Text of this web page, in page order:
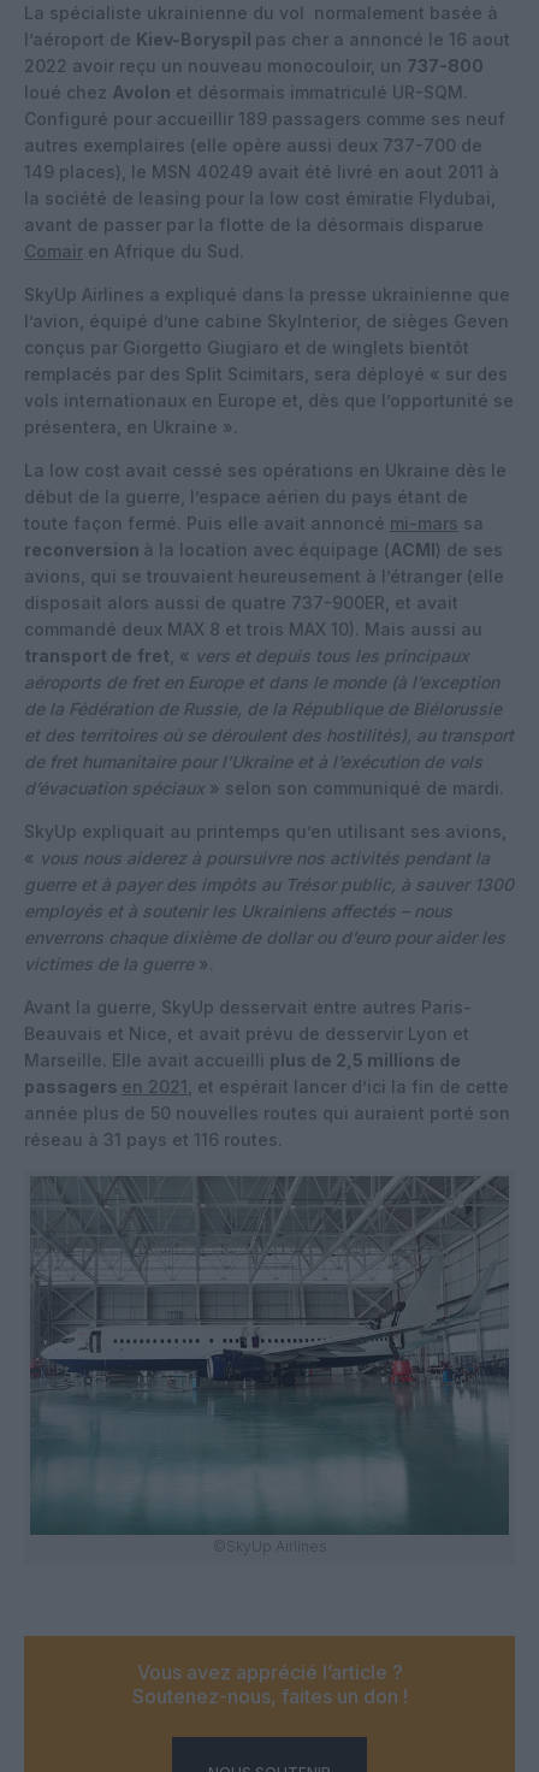
La spécialiste ukrainienne du vol normalement basée à
l’aéroport de Kiev-Boryspil pas cher a annoncé le 16 aout
2022 avoir reçu un nouveau monocouloir, un 737-800
loué chez Avolon et désormais immatriculé UR-SQM.
Configuré pour accueillir 189 passagers comme ses neuf
autres exemplaires (elle opère aussi deux 737-700 de
149 places), le MSN 40249 avait été livré en aout 2011 à
la société de leasing pour la low cost émiratie Flydubai,
avant de passer par la flotte de la désormais disparue
Comair en Afrique du Sud.
SkyUp Airlines a expliqué dans la presse ukrainienne que
l’avion, équipé d’une cabine SkyInterior, de sièges Geven
conçus par Giorgetto Giugiaro et de winglets bientôt
remplacés par des Split Scimitars, sera déployé « sur des
vols internationaux en Europe et, dès que l’opportunité se
présentera, en Ukraine ».
La low cost avait cessé ses opérations en Ukraine dès le
début de la guerre, l’espace aérien du pays étant de
toute façon fermé. Puis elle avait annoncé mi-mars sa
reconversion à la location avec équipage (ACMI) de ses
avions, qui se trouvaient heureusement à l’étranger (elle
disposait alors aussi de quatre 737-900ER, et avait
commandé deux MAX 8 et trois MAX 10). Mais aussi au
transport de fret , « vers et depuis tous les principaux
aéroports de fret en Europe et dans le monde (à l’exception
de la Fédération de Russie, de la République de Biélorussie
et des territoires où se déroulent des hostilités), au transport
de fret humanitaire pour l’Ukraine et à l’exécution de vols
d’évacuation spéciaux » selon son communiqué de mardi.
SkyUp expliquait au printemps qu’en utilisant ses avions,
« vous nous aiderez à poursuivre nos activités pendant la
guerre et à payer des impôts au Trésor public, à sauver 1300
employés et à soutenir les Ukrainiens affectés – nous
enverrons chaque dixième de dollar ou d’euro pour aider les
victimes de la guerre ».
Avant la guerre, SkyUp desservait entre autres Paris-
Beauvais et Nice, et avait prévu de desservir Lyon et
Marseille. Elle avait accueilli plus de 2,5 millions de
passagers en 2021
, et espérait lancer d’ici la fin de cette
année plus de 50 nouvelles routes qui auraient porté son
réseau à 31 pays et 116 routes.
©SkyUp Airlines
Vous avez apprécié l’article ?
Soutenez-nous, faites un don !